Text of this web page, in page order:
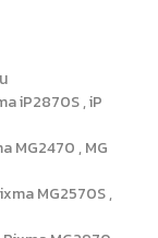
iP2870S , iP
MG2470 , MG
MG2570S ,